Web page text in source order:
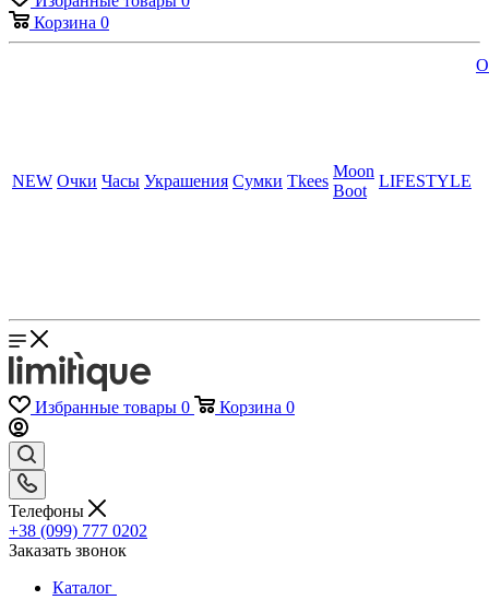
Корзина 0
NEW Очки Часы Украшения Сумки Tkees
Moon
Boot
LIFESTYLE
Избранные товары 0 Корзина 0
Телефоны
+38 (099) 777 0202
Заказать звонок
Каталог